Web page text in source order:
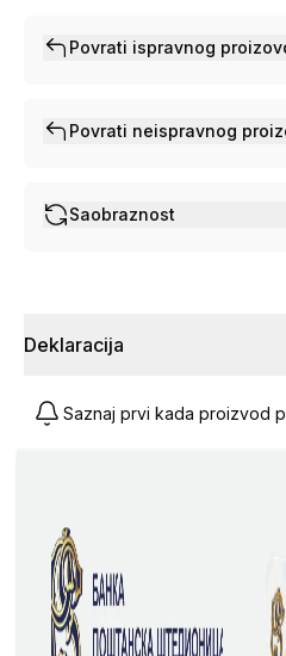
Povrati ispravnog
Povrati neispravnog
Saobraznost
Deklaracija
Saznaj prvi kada proizvod